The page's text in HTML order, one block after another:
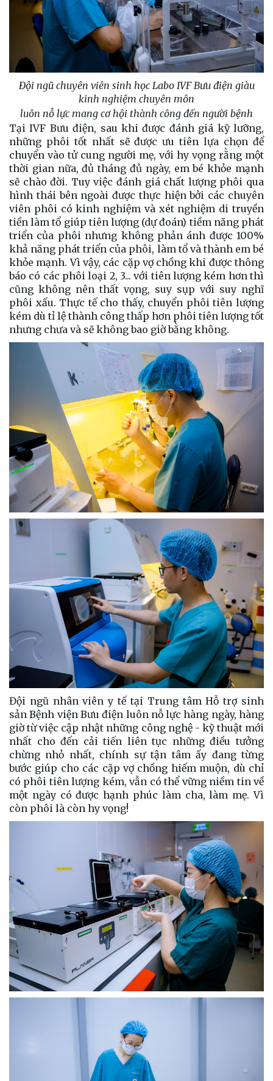
Đội ngũ chuyên viên sinh học Labo IVF Bưu điện giàu
kinh nghiệm chuyên môn
luôn nỗ lực mang cơ hội thành công đến người bệnh
Tại IVF Bưu điện, sau khi được đánh giá kỹ lưỡng,
những phôi tốt nhất sẽ được ưu tiên lựa chọn để
chuyển vào tử cung người mẹ, với hy vọng rằng một
thời gian nữa, đủ tháng đủ ngày, em bé khỏe mạnh
sẽ chào đời. Tuy việc đánh giá chất lượng phôi qua
hình thái bên ngoài được thực hiện bởi các chuyên
viên phôi có kinh nghiệm và xét nghiệm di truyền
tiền làm tổ giúp tiên lượng (dự đoán) tiềm năng phát
triển của phôi nhưng không phản ánh được 100%
khả năng phát triển của phôi, làm tổ và thành em bé
khỏe mạnh. Vì vậy, các cặp vợ chồng khi được thông
báo có các phôi loại 2, 3... với tiên lượng kém hơn thì
cũng không nên thất vọng, suy sụp với suy nghĩ
phôi xấu. Thực tế cho thấy, chuyển phôi tiên lượng
kém dù tỉ lệ thành công thấp hơn phôi tiên lượng tốt
nhưng chưa và sẽ không bao giờ bằng không.
Đội ngũ nhân viên y tế tại Trung tâm Hỗ trợ sinh
sản Bệnh viện Bưu điện luôn nỗ lực hàng ngày, hàng
giờ từ việc cập nhật những công nghệ - kỹ thuật mới
nhất cho đến cải tiến liên tục những điều tưởng
chừng nhỏ nhất, chính sự tận tâm ấy đang từng
bước giúp cho các cặp vợ chồng hiếm muộn, dù chỉ
có phôi tiên lượng kém, vẫn có thể vững niềm tin về
một ngày có được hạnh phúc làm cha, làm mẹ. Vì
còn phôi là còn hy vọng!